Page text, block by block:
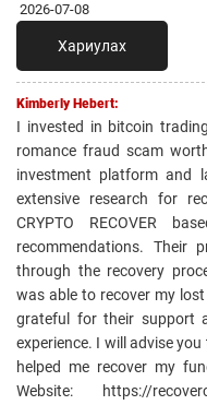
2026-07-08
Хариулах
Kimberly Hebert:
I invested in bitcoin
romance fraud scam
investment platform and
extensive research for
CRYPTO RECOVER
recommendations. Their
through the recovery
was able to recover my
grateful for their support
experience. I will advise you
helped me recover my
Website: https://